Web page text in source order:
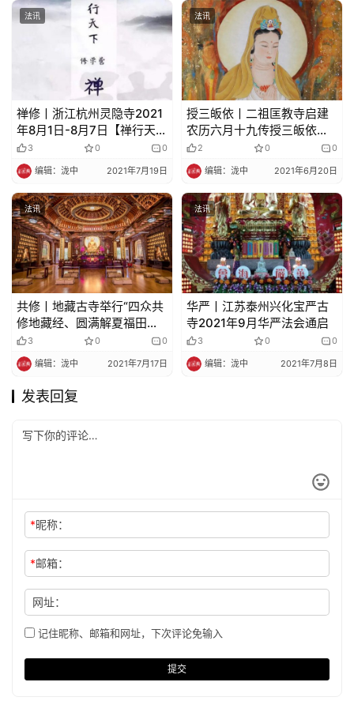
法讯
禅修丨浙江杭州灵隐寺2021
年8月1日-8月7日【禅行天
下】修学营报名​
3 0 0
编辑：泷中 2021年7月19日
法讯
授三皈依丨二祖匡教寺启建
农历六月十九传授三皈依法
会通启
2 0 0
编辑：泷中 2021年6月20日
法讯
共修丨地藏古寺举行“四众共
修地藏经、圆满解夏福田事”
共修活动通启
3 0 0
编辑：泷中 2021年7月17日
法讯
华严丨江苏泰州兴化宝严古
寺2021年9月华严法会通启
3 0 0
编辑：泷中 2021年7月8日
发表回复
*昵称：
*邮箱：
网址：
记住昵称、邮箱和网址，下次评论免输入
提交